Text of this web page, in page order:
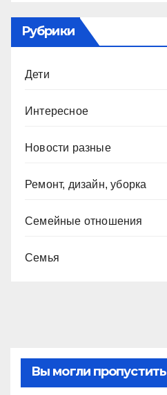
Рубрики
Дети
Интересное
Новости разные
Ремонт, дизайн, уборка
Семейные отношения
Семья
Вы могли пропустить